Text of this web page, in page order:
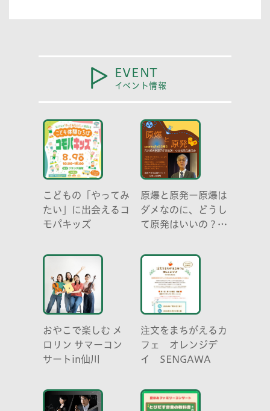
EVENT
イベント情報
こどもの「やってみ
たい」に出会えるコ
モパキッズ
原爆と原発ー原爆は
ダメなのに、どうし
て原発はいいの？
験所・小出裕章氏講
演会
おやこで楽しむ メ
ロリン サマーコン
サートin仙川
注文をまちがえるカ
フェ オレンジデ
イ SENGAWA